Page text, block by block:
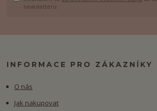
newsletteru.
INFORMACE PRO ZÁKAZNÍKY
O nás
Jak nakupovat